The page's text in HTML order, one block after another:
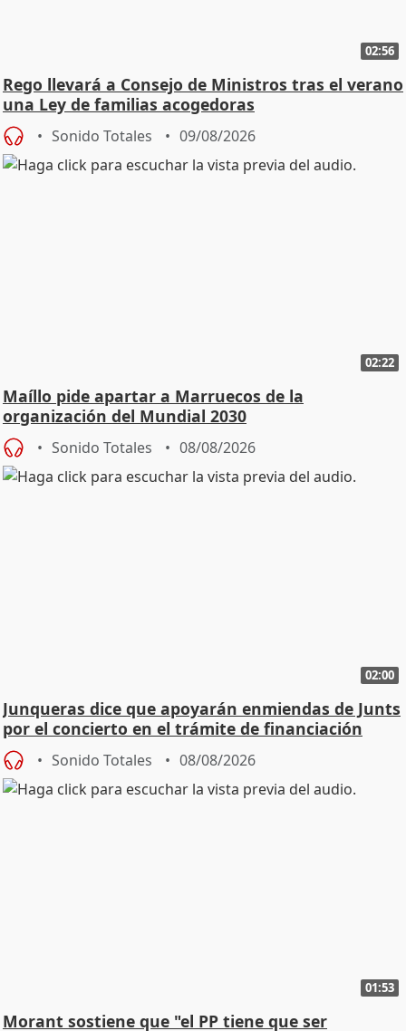
02:56
Rego llevará a Consejo de Ministros tras el verano
una Ley de familias acogedoras
Sonido Totales 09/08/2026
02:22
Maíllo pide apartar a Marruecos de la
organización del Mundial 2030
Sonido Totales 08/08/2026
02:00
Junqueras dice que apoyarán enmiendas de Junts
por el concierto en el trámite de financiación
Sonido Totales 08/08/2026
01:53
Morant sostiene que "el PP tiene que ser